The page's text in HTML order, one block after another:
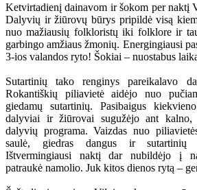
Ketvirtadienį dainavom ir šokom per naktį
Dalyvių ir žiūrovų būrys pripildė visą
nuo mažiausių folkloristų iki folklore ir
garbingo amžiaus žmonių. Energingiausi
3-ios valandos ryto! Šokiai – nuostabus
Sutartinių tako renginys pareikalavo
Rokantiškių piliavietė aidėjo nuo
giedamų sutartinių. Pasibaigus
dalyviai ir žiūrovai sugužėjo ant
dalyvių programa. Vaizdas nuo
saulė, giedras dangus ir sutartinių
Ištvermingiausi naktį dar nubildėjo į
patraukė namolio. Juk kitos dienos rytą –